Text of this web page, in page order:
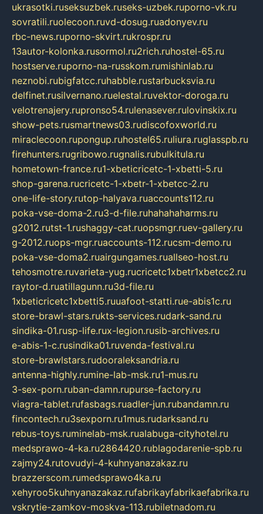
ukrasotki.ruseksuzbek.ruseks-uzbek.ruporno-vk.ru
sovratili.ruolecoon.ruvd-dosug.ruadonyev.ru
rbc-news.ruporno-skvirt.rukrospr.ru
13autor-kolonka.rusormol.ru2rich.ruhostel-65.ru
hostserve.ruporno-na-russkom.rumishinlab.ru
neznobi.rubigfatcc.ruhabble.rustarbucksvia.ru
delfinet.rusilvernano.ruelestal.ruvektor-doroga.ru
velotrenajery.rupronso54.rulenasever.rulovinskix.ru
show-pets.rusmartnews03.rudiscofoxworld.ru
miraclecoon.rupongup.ruhostel65.ruliura.ruglasspb.ru
firehunters.rugribowo.rugnalis.rubulkitula.ru
hometown-france.ru1-xbeticricetc-1-xbetti-5.ru
shop-garena.rucricetc-1-xbetr-1-xbetcc-2.ru
one-life-story.rutop-halyava.ruaccounts112.ru
poka-vse-doma-2.ru3-d-file.ruhahahaharms.ru
g2012.rutst-1.rushaggy-cat.ruopsmgr.ruev-gallery.ru
g-2012.ruops-mgr.ruaccounts-112.rucsm-demo.ru
poka-vse-doma2.ruairgungames.ruallseo-host.ru
tehosmotre.ruvarieta-yug.rucricetc1xbetr1xbetcc2.ru
raytor-d.ruatillagunn.ru3d-file.ru
1xbeticricetc1xbetti5.ruuafoot-statti.rue-abis1c.ru
store-brawl-stars.rukts-services.rudark-sand.ru
sindika-01.rusp-life.rux-legion.rusib-archives.ru
e-abis-1-c.rusindika01.ruvenda-festival.ru
store-brawlstars.rudooraleksandria.ru
antenna-highly.rumine-lab-msk.ru1-mus.ru
3-sex-porn.ruban-damn.rupurse-factory.ru
viagra-tablet.rufasbags.ruadler-jun.rubandamn.ru
fincontech.ru3sexporn.ru1mus.rudarksand.ru
rebus-toys.ruminelab-msk.rualabuga-cityhotel.ru
medsprawo-4-ka.ru2864420.rublagodarenie-spb.ru
zajmy24.rutovudyi-4-kuhnyanazakaz.ru
brazzerscom.rumedsprawo4ka.ru
xehyroo5kuhnyanazakaz.rufabrikayfabrikaefabrika.ru
vskrytie-zamkov-moskva-113.rubiletnadom.ru